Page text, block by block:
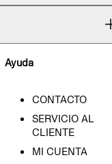
Ayuda
CONTACTO
SERVICIO AL
CLIENTE
MI CUENTA